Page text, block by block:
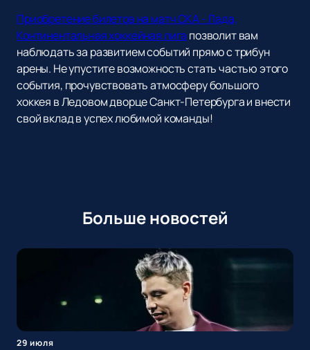
Приобретение билетов на матч СКА - Лада,
Континентальная хоккейная лига позволит вам
наблюдать за развитием событий прямо с трибун
арены. Не упустите возможность стать частью этого
события, прочувствовать атмосферу большого
хоккея в Ледовом дворце Санкт-Петербурга и внести
свой вклад в успех любимой команды!
Больше новостей
29 июля